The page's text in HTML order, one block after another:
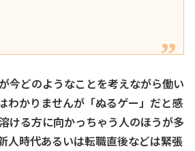
今どのようなことを考えながら働い
わかりませんが「ぬるゲー」だと感
ける方に向かっちゃう人のほうが多
人時代あるいは転職直後などは緊張